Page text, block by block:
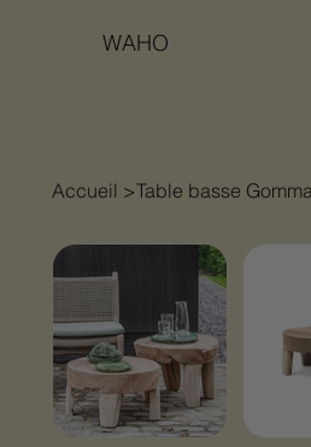
WAHO
Accueil >Table basse